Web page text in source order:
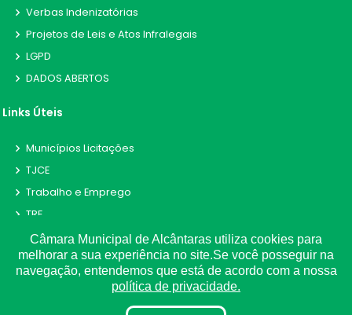
Verbas Indenizatórias
Projetos de Leis e Atos Infralegais
LGPD
DADOS ABERTOS
Links Úteis
Municípios Licitações
TJCE
Trabalho e Emprego
TRE
TCE
Plugwin Sistemas. Todos os direitos reservados.
Câmara Municipal de Alcântaras utiliza cookies para
melhorar a sua experiência no site.Se você posseguir na
navegação, entendemos que está de acordo com a nossa
política de privacidade.